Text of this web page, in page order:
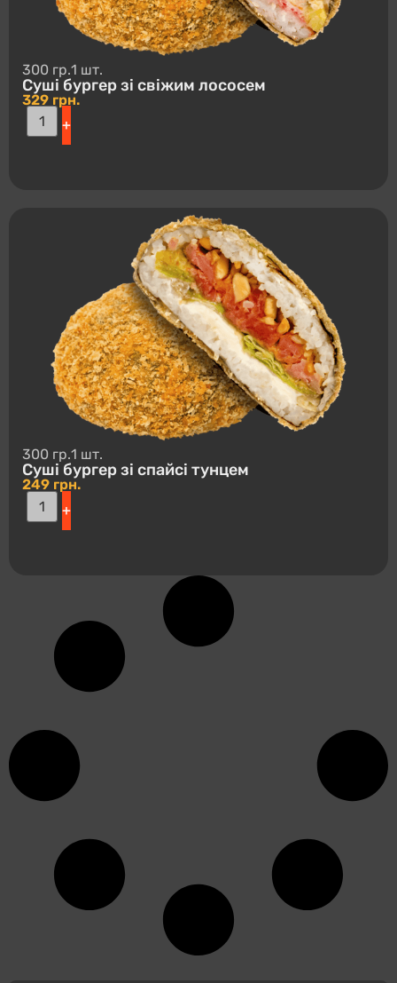
300 гр.1 шт.
Суші буpгep зі свіжим лососем
329 грн.
+
300 гр.1 шт.
Суші буpгep зі спайсі тунцем
249 грн.
+